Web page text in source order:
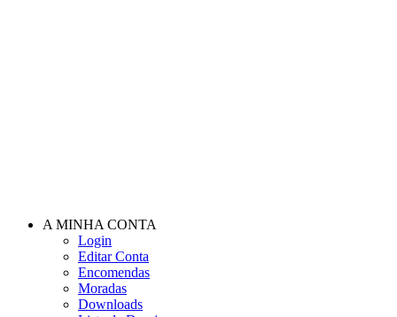
A MINHA CONTA
Login
Editar Conta
Encomendas
Moradas
Downloads